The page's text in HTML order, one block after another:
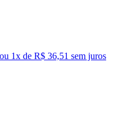
ou 1x de R$ 36,51 sem juros